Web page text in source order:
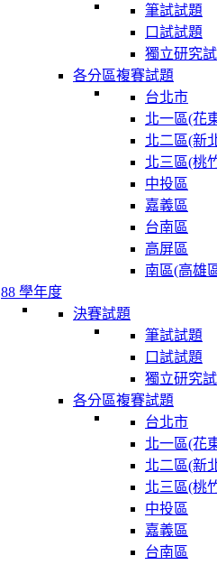
筆試試題
口試試題
獨立研究
各分區複賽試題
台北市
北一區(花
北二區(新
北三區(桃
中投區
嘉義區
台南區
高屏區
南區(高雄
88 學年度
決賽試題
筆試試題
口試試題
獨立研究
各分區複賽試題
台北市
北一區(花
北二區(新
北三區(桃
中投區
嘉義區
台南區